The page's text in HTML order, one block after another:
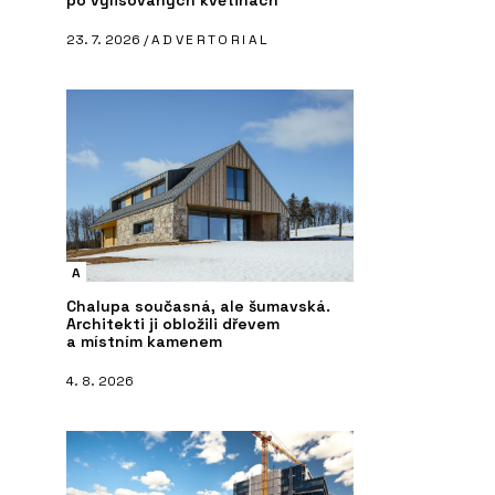
23. 7. 2026 /ADVERTORIAL
A
Chalupa současná, ale šumavská.
Architekti ji obložili dřevem
a místním kamenem
4. 8. 2026